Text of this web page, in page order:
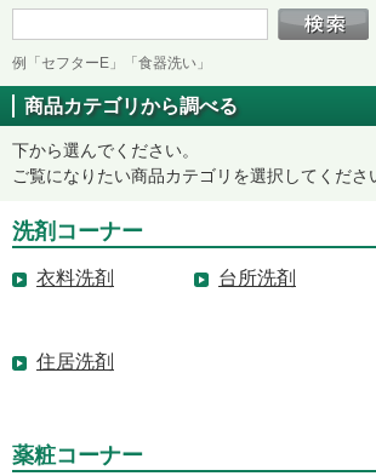
例「セフターE」「食器洗い」
商品カテゴリから調べる
下から選んでください。
ご覧になりたい商品カテゴリを選択してくださ
洗剤コーナー
衣料洗剤 台所洗剤
住居洗剤
薬粧コーナー